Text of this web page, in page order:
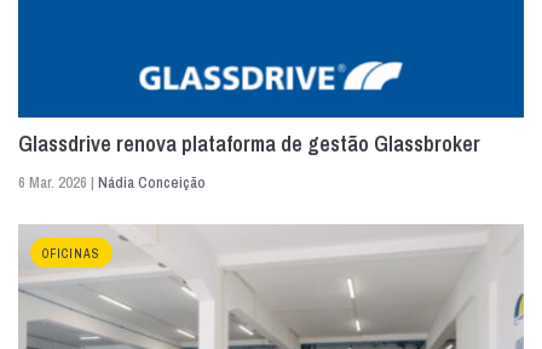
Glassdrive renova plataforma de gestão Glassbroker
6 Mar. 2026 | Nádia Conceição
OFICINAS